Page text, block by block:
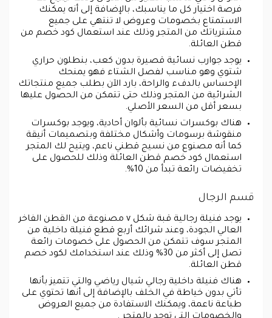
فرصة اختيار كل ما يناسبك، بالإضافة إلى أنه يمكنك
الاستمتاع بخصومات وعروض لا تنتهي على جميع
مشترياتك من المتجر وذلك عند استعمال كود خصم من
قطن العائلة.
يوجد جوارب نسائية قصيرة بدون كعب، بنطلون حراري
شتوي وهو مناسب لفصل الشتاء فهو يمنحك
الإحساس بالدفء والراحة، بارد الآن بطلب جميع منتجاتك
الشرائية من المتجر وذلك حتى تتمكن من الحصول عليها
بسعر أقل من السعر الأصلي.
هناك بوكسرات نسائية بألوان أحادية، ويوجد بوكسرات
منقوشة برسومات وأشكال مختلفة وبتصميمات أنيقة
كما أنه مصنوع من نسيج قطني ناعم، ويتيح لك المتجر
استعمال كود خصم قطن العائلة وذلك للحصول على
تخفيضات رائعة تبدأ من 10%.
قسم الرجال
يوجد فنيلة رجالية قبة شكل v مصنوعة من القطن الفاخر
العالي الجودة، وعند شرائك أربع قطع فنيلة داخلية من
المتجر سوف تتمكن من الحصول على خصومات رائعة
تصل إلى أكثر من 30% وذلك عند استخدامك لكود خصم
قطن العائلة.
هناك فنيلة داخلية رجالي شيال رياضي والتي تتميز بأنها
تأتي بدون خياطة في الخلف بالإضافة إلى أنها تحتوي على
طباعة ناعمة، ويمكنك الاستفادة من جميع العروض